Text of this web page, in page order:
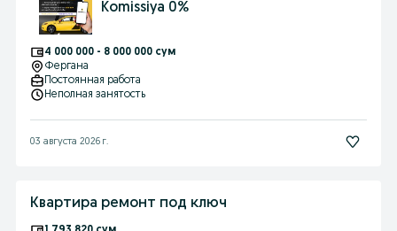
Komissiya 0%
4 000 000 - 8 000 000 сум
Фергана
Постоянная работа
Неполная занятость
03 августа 2026 г.
Квартира ремонт под ключ